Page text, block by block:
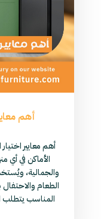
أهم
أهم معايير
الأماكن في أي
والجمالية،
الطعام
المناسب يتطلب